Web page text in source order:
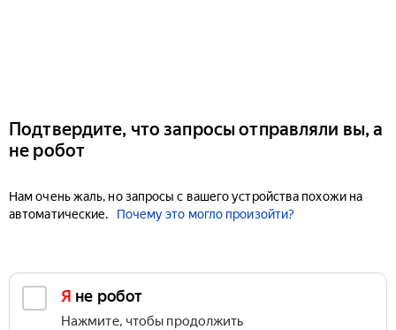
Подтвердите, что запросы отправляли вы, а
не робот
Нам очень жаль, но запросы с вашего устройства похожи на
автоматические.
Почему это могло произойти?
Я не робот
Нажмите, чтобы продолжить